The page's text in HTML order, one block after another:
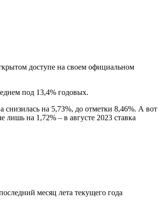
доступе на своем официальном
под 13,4% годовых.
снизилась на 5,73%, до отметки 8,46%. А вот
на 1,72% – в августе 2023 ставка
месяц лета текущего года